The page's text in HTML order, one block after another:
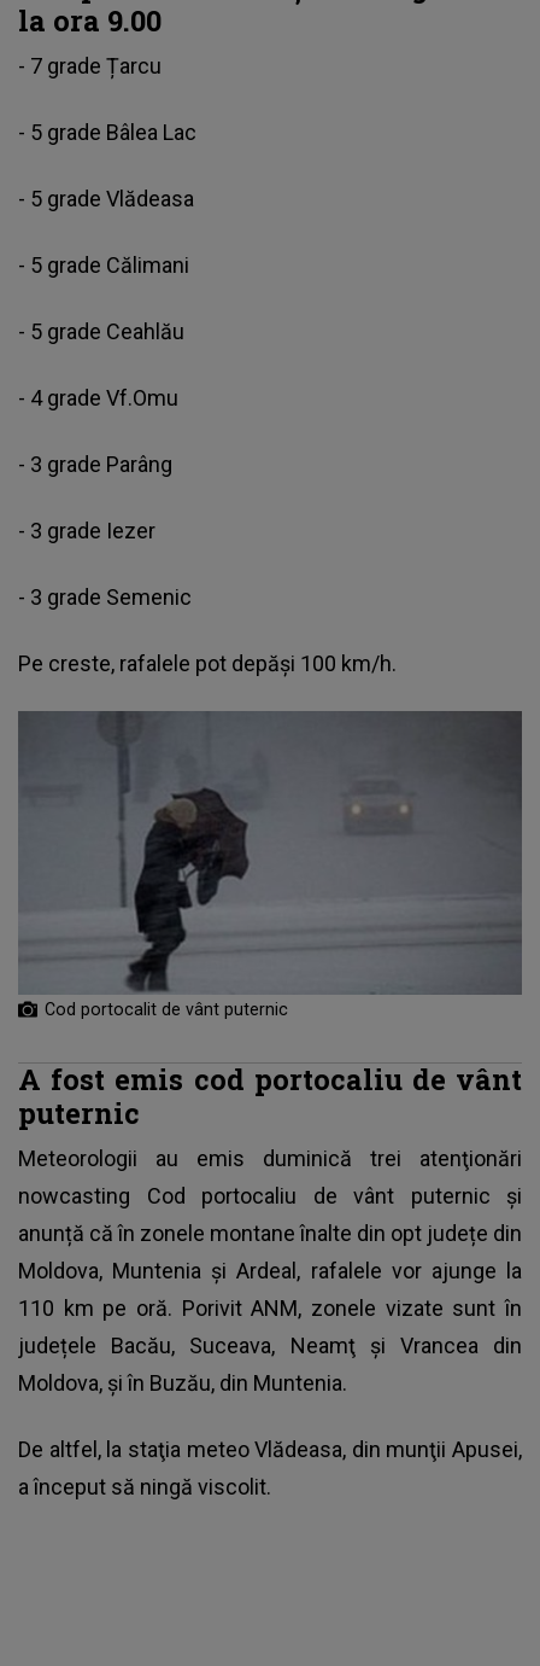
la ora 9.00
- 7 grade Țarcu
- 5 grade Bâlea Lac
- 5 grade Vlădeasa
- 5 grade Călimani
- 5 grade Ceahlău
- 4 grade Vf.Omu
- 3 grade Parâng
- 3 grade Iezer
- 3 grade Semenic
Pe creste, rafalele pot depăși 100 km/h.
Cod portocalit de vânt puternic
A fost emis cod portocaliu de vânt
puternic
Meteorologii au emis duminică trei atenţionări
nowcasting Cod portocaliu de vânt puternic și
anunță că în zonele montane înalte din opt județe din
Moldova, Muntenia și Ardeal, rafalele vor ajunge la
110 km pe oră. Porivit ANM, zonele vizate sunt în
județele Bacău, Suceava, Neamţ și Vrancea din
Moldova, și în Buzău, din Muntenia.
De altfel, la staţia meteo Vlădeasa, din munţii Apusei,
a început să ningă viscolit.